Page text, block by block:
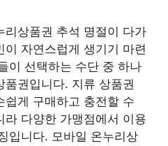
리상품권 추석 명절이 다가
자연스럽게 생기기 마련
이 선택하는 수단 중 하나
권입니다. 지류 상품권
게 구매하고 충전할 수
라 다양한 가맹점에서 이용
입니다. 모바일 온누리상